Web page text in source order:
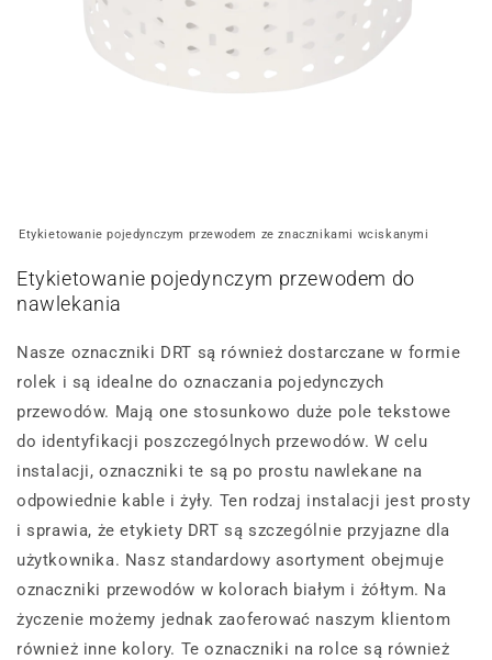
Etykietowanie pojedynczym przewodem ze znacznikami wciskanymi
Etykietowanie pojedynczym przewodem do
nawlekania
Nasze oznaczniki DRT są również dostarczane w formie
rolek i są idealne do oznaczania pojedynczych
przewodów. Mają one stosunkowo duże pole tekstowe
do identyfikacji poszczególnych przewodów. W celu
instalacji, oznaczniki te są po prostu nawlekane na
odpowiednie kable i żyły. Ten rodzaj instalacji jest prosty
i sprawia, że etykiety DRT są szczególnie przyjazne dla
użytkownika. Nasz standardowy asortyment obejmuje
oznaczniki przewodów w kolorach białym i żółtym. Na
życzenie możemy jednak zaoferować naszym klientom
również inne kolory. Te oznaczniki na rolce są również